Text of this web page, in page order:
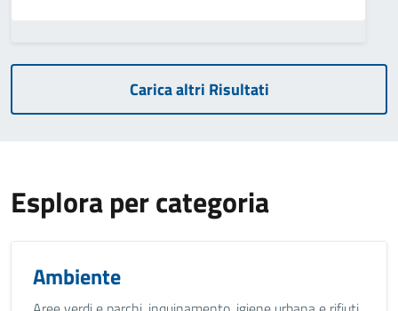
Carica altri Risultati
Esplora per categoria
Ambiente